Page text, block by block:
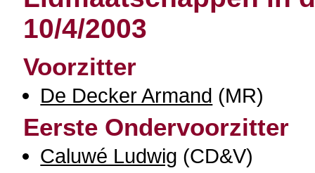
10/4/2003
Voorzitter
De Decker Armand (MR)
Eerste Ondervoorzitter
Caluwé Ludwig (CD&V)